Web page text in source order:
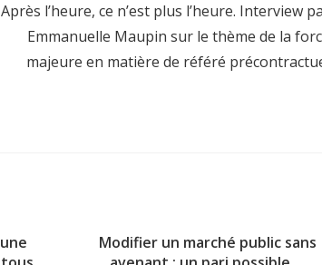
Après l’heure, ce n’est plus l’heure. Interview
Emmanuelle Maupin sur le thème de la
majeure en matière de référé
Modifier un marché public sans